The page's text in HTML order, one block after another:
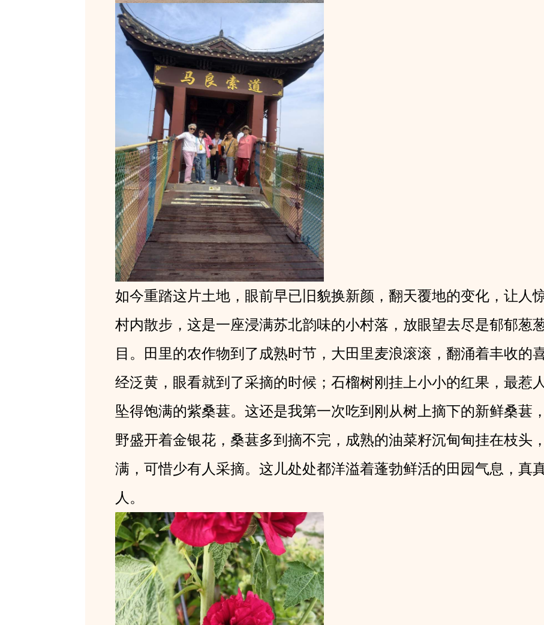
如今重踏这片土地，眼前早已旧貌换新颜，翻天覆地的变化，让人
村内散步，这是一座浸满苏北韵味的小村落，放眼望去尽是郁郁葱
目。田里的农作物到了成熟时节，大田里麦浪滚滚，翻涌着丰收的
经泛黄，眼看就到了采摘的时候；石榴树刚挂上小小的红果，最惹
坠得饱满的紫桑葚。这还是我第一次吃到刚从树上摘下的新鲜桑葚
野盛开着金银花，桑葚多到摘不完，成熟的油菜籽沉甸甸挂在枝头
满，可惜少有人采摘。这儿处处都洋溢着蓬勃鲜活的田园气息，真
人。